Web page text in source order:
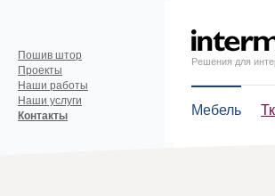
Решения для
Мебель
Пошив штор
Проекты
Наши работы
Наши услуги
Контакты